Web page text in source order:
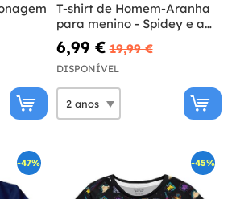
T-shirt de Homem-Aranha
para menino - Spidey e a
sua super equipa
6,99 € 19,99 €
DISPONÍVEL
-47% -45%